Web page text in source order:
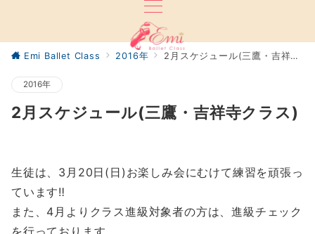
Emi Ballet Class 2016年 2月スケジュール(三鷹・吉祥寺クラス)
2016年
2月スケジュール(三鷹・吉祥寺クラス)
生徒は、3月20日(日)お楽しみ会にむけて練習を頑張っ
ています‼︎
また、4月よりクラス進級対象者の方は、進級チェック
を行っております。